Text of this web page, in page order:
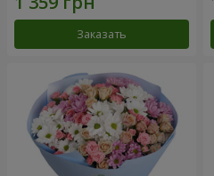
Заказать